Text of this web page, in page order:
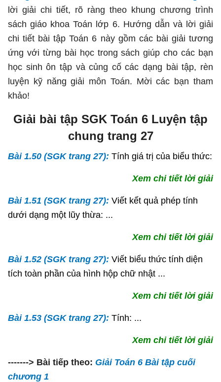
lời giải chi tiết, rõ ràng theo khung chương trình
sách giáo khoa Toán lớp 6. Hướng dẫn và lời giải
chi tiết bài tập Toán 6 này gồm các bài giải tương
ứng với từng bài học trong sách giúp cho các bạn
học sinh ôn tập và củng cố các dạng bài tập, rèn
luyện kỹ năng giải môn Toán. Mời các bạn tham
khảo!
Giải bài tập SGK Toán 6 Luyện tập
chung trang 27
Bài 1.50 (SGK trang 27): Tính giá trị của biểu thức:
Xem chi tiết lời giải
Bài 1.51 (SGK trang 27): Viết kết quả phép tính
dưới dạng một lũy thừa: ...
Xem chi tiết lời giải
Bài 1.52 (SGK trang 27): Viết biểu thức tính diện
tích toàn phần của hình hộp chữ nhật ...
Xem chi tiết lời giải
Bài 1.53 (SGK trang 27): Tính: ...
Xem chi tiết lời giải
-------> Bài tiếp theo: Giải Toán 6 Bài tập cuối
chương 1